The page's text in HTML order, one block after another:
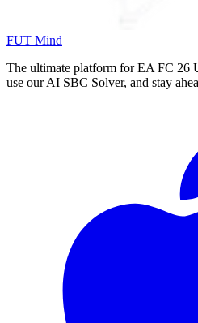
FUT Mind
The ultimate platform for EA FC 26
use our AI SBC Solver, and stay